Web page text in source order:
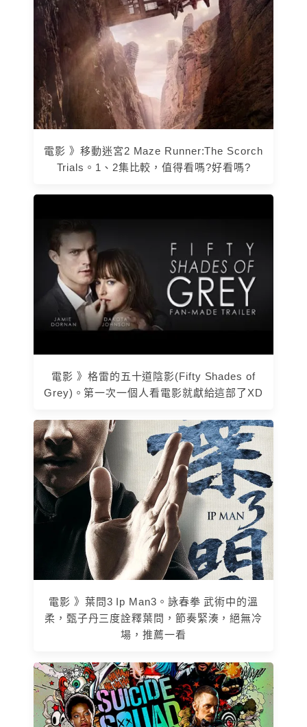
電影 》移動迷宮2 Maze Runner:The Scorch
Trials。1、2集比較，值得看嗎?好看嗎?
電影 》格雷的五十道陰影(Fifty Shades of
Grey)。第一次一個人看電影就獻給這部了XD
電影 》葉問3 Ip Man3。詠春拳 武術中的溫
柔，甄子丹三度詮釋葉問，節奏緊湊，絕無冷
場，推薦一看